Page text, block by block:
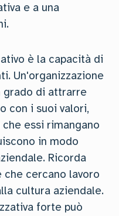
e a una
è la capacità di
Un'organizzazione
grado di attrarre
con i suoi valori,
essi rimangano
in modo
Ricorda
cercano lavoro
cultura aziendale.
forte può